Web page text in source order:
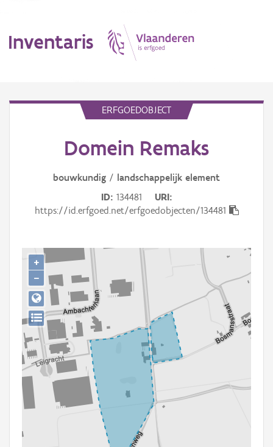
Inventaris
Aanduidingsobject
Gebeurtenis
Persoon of collectief
Downloads
Hergebruik
Aanmelden
ERFGOEDOBJECT
Domein Remaks
bouwkundig / landschappelijk element
ID 134481
URI
https://id.erfgoed.net/erfgoedobjecten/134481
+
−